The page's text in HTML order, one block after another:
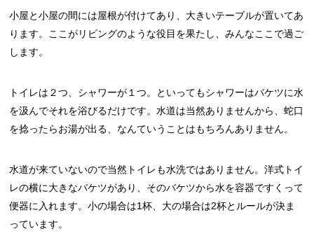
小屋と小屋の間には屋根が付けてあり、大きいテーブルが置いてあ
ります。ここがリビングのような役目を果たし、みんなここで過ご
します。
トイレは２つ、シャワーが１つ。といってもシャワーはバケツに水
を汲んでそれを浴びるだけです。水道は当然ありませんから、蛇口
を捻ったらお湯が出る、なんていうことはもちろんありません。
水道が来ていないので当然トイレも水洗ではありません。洋式トイ
レの横に大きなバケツがあり、そのバケツから水を容器ですくって
便器に入れます。小の場合は1杯、大の場合は2杯とルールが決ま
っています。